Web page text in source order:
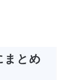
まとめ